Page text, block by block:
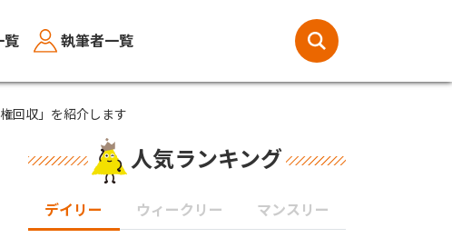
覧 執筆者一覧
回収」を紹介します
人気ランキング
デイリー ウィークリー マンスリー